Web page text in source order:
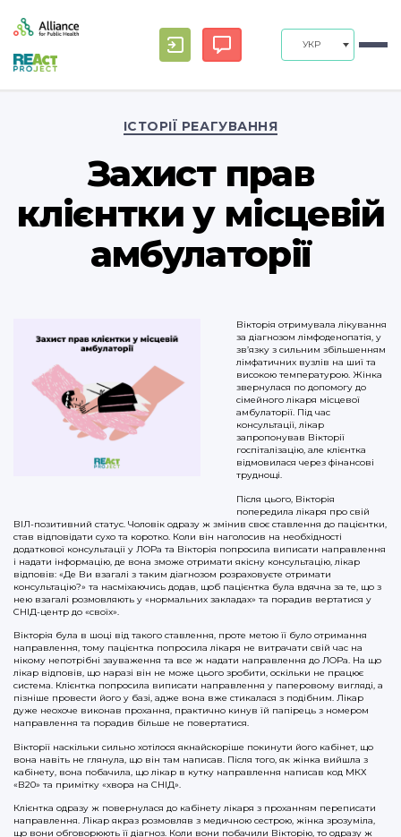
УКР
ІСТОРІЇ РЕАГУВАННЯ
Захист прав
клієнтки у місцевій
амбулаторії
Вікторія отримувала лікування
за діагнозом лімфоденопатія, у
зв’язку з сильним збільшенням
лімфатичних вузлів на шиї та
високою температурою. Жінка
звернулася по допомогу до
сімейного лікаря місцевої
амбулаторії. Під час
консультації, лікар
запропонував Вікторії
госпіталізацію, але клієнтка
відмовилася через фінансові
труднощі.
Після цього, Вікторія
попередила лікаря про свій
ВІЛ-позитивний статус. Чоловік одразу ж змінив своє ставлення до пацієнтки,
став відповідати сухо та коротко. Коли він наголосив на необхідності
додаткової консультації у ЛОРа та Вікторія попросила виписати направлення
і надати інформацію, де вона зможе отримати якісну консультацію, лікар
відповів: «Де Ви взагалі з таким діагнозом розраховуєте отримати
консультацію?» та насміхаючись додав, щоб пацієнтка була вдячна за те, що з
нею взагалі розмовляють у «нормальних закладах» та порадив вертатися у
СНІД-центр до «своїх».
Вікторія була в шоці від такого ставлення, проте метою її було отримання
направлення, тому пацієнтка попросила лікаря не витрачати свій час на
нікому непотрібні зауваження та все ж надати направлення до ЛОРа. На що
лікар відповів, що наразі він не може цього зробити, оскільки не працює
система. Клієнтка попросила виписати направлення у паперовому вигляді, а
пізніше провести його у базі, адже вона вже стикалася з подібним. Лікар
дуже неохоче виконав прохання, практично кинув їй папірець з номером
направлення та порадив більше не повертатися.
Вікторії наскільки сильно хотілося якнайскоріше покинути його кабінет, що
вона навіть не глянула, що він там написав. Після того, як жінка вийшла з
кабінету, вона побачила, що лікар в кутку направлення написав код МКХ
«В20» та примітку «хвора на СНІД».
Клієнтка одразу ж повернулася до кабінету лікаря з проханням переписати
направлення. Лікар якраз розмовляв з медичною сестрою, жінка зрозуміла,
що вони обговорюють її діагноз. Коли вони побачили Вікторію, то одразу ж